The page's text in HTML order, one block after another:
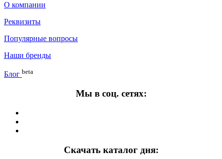
О компании
Реквизиты
Популярные вопросы
Наши бренды
Блог beta
Мы в соц. сетях:
Скачать каталог дня: